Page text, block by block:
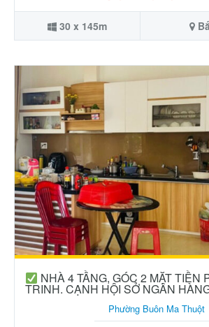
30 x 145m
NHÀ 4 TẦNG, GÓC 2 MẶT TIỀN
TRINH. CẠNH HỘI SỞ NGÂN
Phường Buôn Ma Thuột